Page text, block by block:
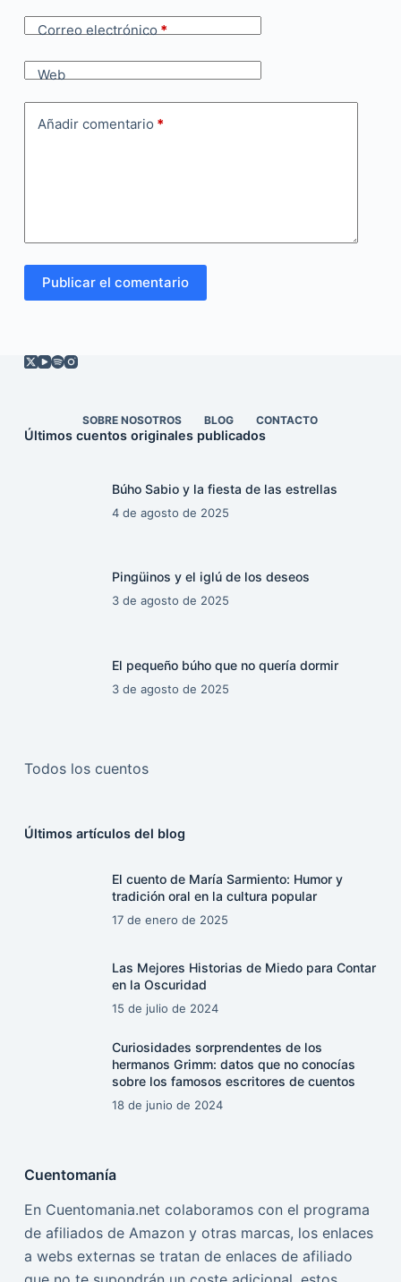
Correo electrónico*
Web
Añadir comentario *
Publicar el comentario
SOBRE NOSOTROS BLOG CONTACTO
Últimos cuentos originales publicados
Búho Sabio y la fiesta de las estrellas
4 de agosto de 2025
Pingüinos y el iglú de los deseos
3 de agosto de 2025
El pequeño búho que no quería dormir
3 de agosto de 2025
Todos los cuentos
Últimos artículos del blog
El cuento de María Sarmiento: Humor y
tradición oral en la cultura popular
17 de enero de 2025
Las Mejores Historias de Miedo para Contar
en la Oscuridad
15 de julio de 2024
Curiosidades sorprendentes de los
hermanos Grimm: datos que no conocías
sobre los famosos escritores de cuentos
18 de junio de 2024
Cuentomanía
En Cuentomania.net colaboramos con el programa
de afiliados de Amazon y otras marcas, los enlaces
a webs externas se tratan de enlaces de afiliado